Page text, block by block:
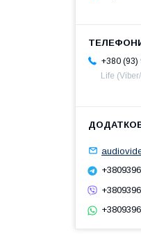
+380 (93)
Life